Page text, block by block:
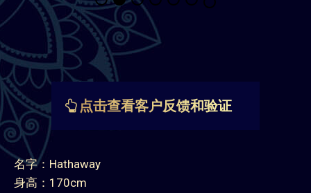
点击查看客户反馈和验证
名字：Hathaway
身高：170cm